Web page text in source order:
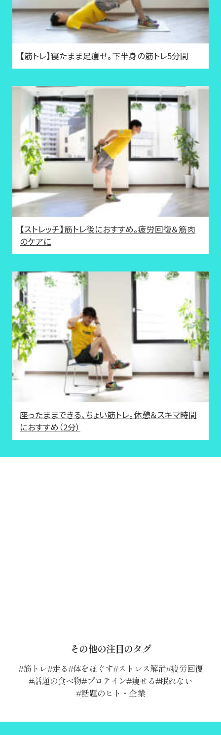
【筋トレ】寝たまま足痩せ。下半身の筋トレ5分間
【ストレッチ】筋トレ後におすすめ。疲労回復＆筋肉
のケアに
座ったままできる、ちょい筋トレ。休憩＆スキマ時間
におすすめ（2分）
その他の注目のタグ
筋トレ 走る 体をほぐす ストレス解消 疲労回復
話題の食べ物 プロテイン 痩せる 眠れない
話題のヒト・企業